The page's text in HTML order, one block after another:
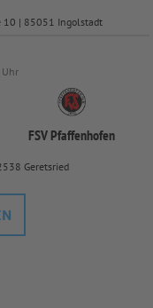
10 | 85051 Ingolstadt
FSV Pfaffenhofen
Geretsried